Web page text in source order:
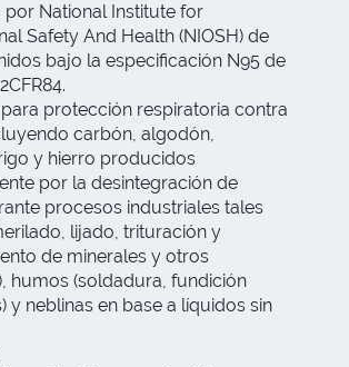
por National Institute for
Safety And Health (NIOSH) de
bajo la especificación N95 de
protección respiratoria contra
carbón, algodón,
y hierro producidos
por la desintegración de
procesos industriales tales
lijado, trituración y
de minerales y otros
humos (soldadura, fundición
y neblinas en base a líquidos sin